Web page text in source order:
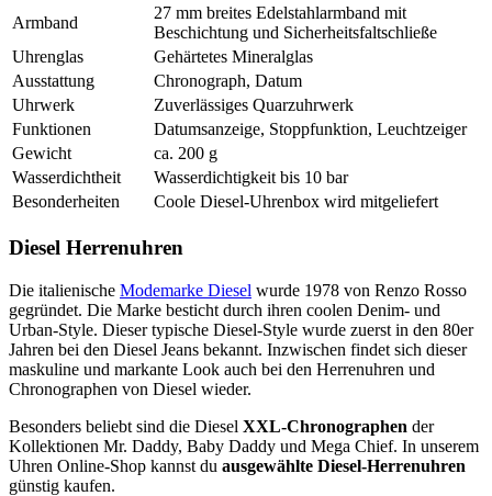
Armband
27 mm breites Edelstahlarmband mit
Beschichtung und Sicherheitsfaltschließe
Uhrenglas
Gehärtetes Mineralglas
Ausstattung
Chronograph, Datum
Uhrwerk
Zuverlässiges Quarzuhrwerk
Funktionen
Datumsanzeige, Stoppfunktion, Leuchtzeiger
Gewicht
ca. 200 g
Wasserdichtheit
Wasserdichtigkeit bis 10 bar
Besonderheiten
Coole Diesel-Uhrenbox wird mitgeliefert
Diesel Herrenuhren
Die italienische Modemarke Diesel wurde 1978 von Renzo Rosso
gegründet. Die Marke besticht durch ihren coolen Denim- und
Urban-Style. Dieser typische Diesel-Style wurde zuerst in den 80er
Jahren bei den Diesel Jeans bekannt. Inzwischen findet sich dieser
maskuline und markante Look auch bei den Herrenuhren und
Chronographen von Diesel wieder.
Besonders beliebt sind die Diesel XXL-Chronographen der
Kollektionen Mr. Daddy, Baby Daddy und Mega Chief. In unserem
Uhren Online-Shop kannst du ausgewählte Diesel-Herrenuhren
günstig kaufen.